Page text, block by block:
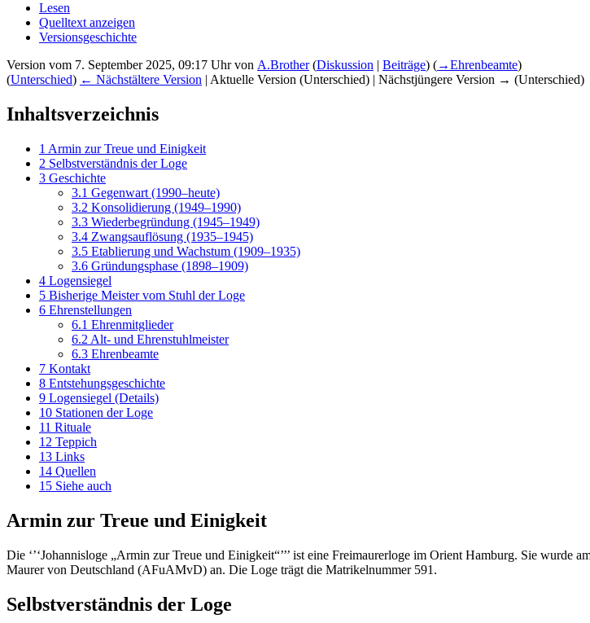
Lesen
Quelltext anzeigen
Versionsgeschichte
Version vom 7. September 2025, 09:17 Uhr von A.Brother (Diskussion Beiträge) (→‎Ehrenbeamte)
(Unterschied) ← Nächstältere Version | Aktuelle Version (Unterschied) | Nächstjüngere Version → (Unterschied)
Inhaltsverzeichnis
1 Armin zur Treue und Einigkeit
2 Selbstverständnis der Loge
3 Geschichte
3.1 Gegenwart (1990–heute)
3.2 Konsolidierung (1949–1990)
3.3 Wiederbegründung (1945–1949)
3.4 Zwangsauflösung (1935–1945)
3.5 Etablierung und Wachstum (1909–1935)
3.6 Gründungsphase (1898–1909)
4 Logensiegel
5 Bisherige Meister vom Stuhl der Loge
6 Ehrenstellungen
6.1 Ehrenmitglieder
6.2 Alt- und Ehrenstuhlmeister
6.3 Ehrenbeamte
7 Kontakt
8 Entstehungsgeschichte
9 Logensiegel (Details)
10 Stationen der Loge
11 Rituale
12 Teppich
13 Links
14 Quellen
15 Siehe auch
Armin zur Treue und Einigkeit
Die ‘’‘Johannisloge „Armin zur Treue und Einigkeit“’’’ ist eine Freimaurerloge im Orient Hamburg. Sie
Maurer von Deutschland (AFuAMvD) an. Die Loge trägt die Matrikelnummer 591.
Selbstverständnis der Loge